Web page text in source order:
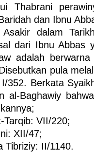
Thabrani
dan Ibnu
dalam
dari Ibnu Abbas
adalah
pula
352. Berkata
al-Baghawiy
Tarqib: VII/220;
XII/47;
Tibriziy: II/1140.